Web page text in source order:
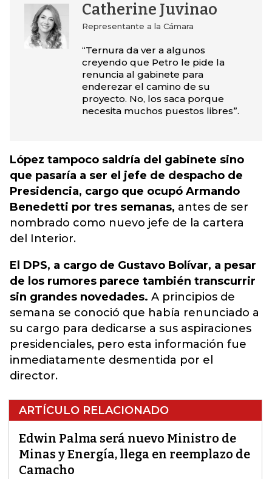
Catherine Juvinao
Representante a la Cámara
“Ternura da ver a algunos
creyendo que Petro le pide la
renuncia al gabinete para
enderezar el camino de su
proyecto. No, los saca porque
necesita muchos puestos libres”.
López tampoco saldría del gabinete sino
que pasaría a ser el jefe de despacho de
Presidencia, cargo que ocupó Armando
Benedetti por tres semanas, antes de ser
nombrado como nuevo jefe de la cartera
del Interior.
El DPS, a cargo de Gustavo Bolívar, a pesar
de los rumores parece también transcurrir
sin grandes novedades. A principios de
semana se conoció que había renunciado a
su cargo para dedicarse a sus aspiraciones
presidenciales, pero esta información fue
inmediatamente desmentida por el
director.
ARTÍCULO RELACIONADO
Edwin Palma será nuevo Ministro de
Minas y Energía, llega en reemplazo de
Camacho